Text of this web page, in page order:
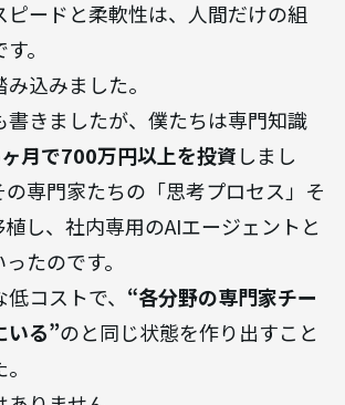
ピードと柔軟性は、人間だけの組
。
込みました。
書きましたが、僕たちは専門知識
月で700万円以上を投資しまし
の専門家たちの「思考プロセス」そ
し、社内専用のAIエージェントと
たのです。
コストで、 “各分野の専門家チー
いる”のと同じ状態を作り出すこと